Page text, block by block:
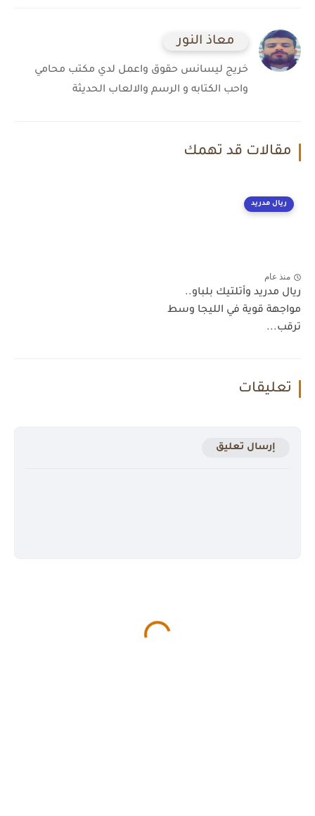
معاذ النور
خريج ليسانس حقوق واعمل لدي مكتب محامي
واحب الكتابه و الرسم والالعاب الحديثة
مقالات قد تهمك
ريال مدريد
منذ عام
ريال مدريد وأتلتيك بلباو..
مواجهة قوية في الليجا وسط
ترقب...
تعليقات
إرسال تعليق